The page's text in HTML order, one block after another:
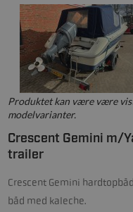
Produktet kan være være
modelvarianter.
Crescent Gemini m/
trailer
Crescent Gemini
båd med kaleche.